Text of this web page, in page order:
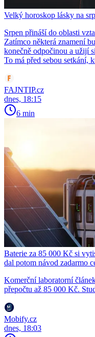
Velký horoskop lásky na
Srpen přináší do oblasti
Zatímco některá znamení
konečně odpočinou a užijí
To má před sebou setkání,
FAJNTIP.cz
dnes, 18:15
6 min
Baterie za 85 000 Kč si
dal potom návod zadarmo
Komerční laboratorní
přepočtu až 85 000 Kč.
Mobify.cz
dnes, 18:03